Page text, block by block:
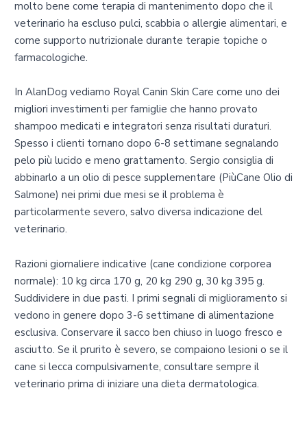
molto bene come terapia di mantenimento dopo che il
veterinario ha escluso pulci, scabbia o allergie alimentari, e
come supporto nutrizionale durante terapie topiche o
farmacologiche.
In AlanDog vediamo Royal Canin Skin Care come uno dei
migliori investimenti per famiglie che hanno provato
shampoo medicati e integratori senza risultati duraturi.
Spesso i clienti tornano dopo 6-8 settimane segnalando
pelo più lucido e meno grattamento. Sergio consiglia di
abbinarlo a un olio di pesce supplementare (PiùCane Olio di
Salmone) nei primi due mesi se il problema è
particolarmente severo, salvo diversa indicazione del
veterinario.
Razioni giornaliere indicative (cane condizione corporea
normale): 10 kg circa 170 g, 20 kg 290 g, 30 kg 395 g.
Suddividere in due pasti. I primi segnali di miglioramento si
vedono in genere dopo 3-6 settimane di alimentazione
esclusiva. Conservare il sacco ben chiuso in luogo fresco e
asciutto. Se il prurito è severo, se compaiono lesioni o se il
cane si lecca compulsivamente, consultare sempre il
veterinario prima di iniziare una dieta dermatologica.